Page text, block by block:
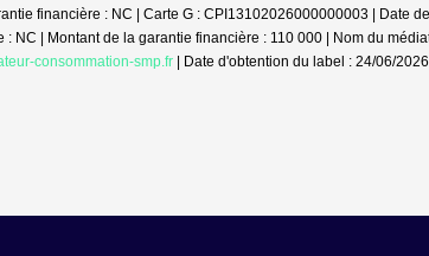
financière : NC | Carte G : CPI13102026000000003 | Date
NC | Montant de la garantie financière : 110 000 | Nom du
consommation-smp.fr | Date d'obtention du label : 24/06/2026